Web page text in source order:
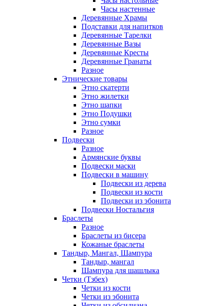
Часы настенные
Деревянные Храмы
Подставки для напитков
Деревянные Тарелки
Деревянные Вазы
Деревянные Кресты
Деревянные Гранаты
Разное
Этнические товары
Этно скатерти
Этно жилетки
Этно шапки
Этно Подушки
Этно сумки
Разное
Подвески
Разное
Армянские буквы
Подвески маски
Подвески в машину
Подвески из дерева
Подвески из кости
Подвески из эбонита
Подвески Ностальгия
Браслеты
Разное
Браслеты из бисера
Кожаные браслеты
Тандыр, Мангал, Шампура
Тандыр, мангал
Шампура для шашлыка
Четки (Тзбех)
Четки из кости
Четки из эбонита